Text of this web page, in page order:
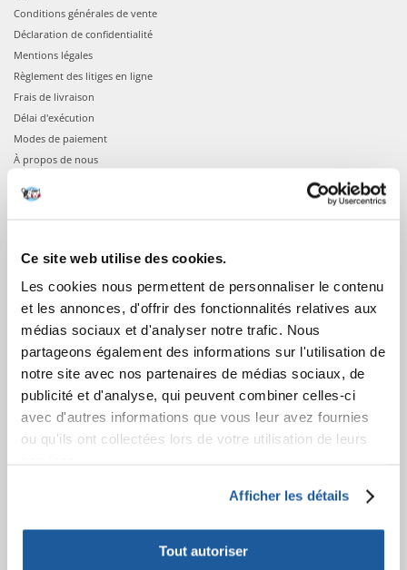
Ce site web utilise des cookies.
Les cookies nous permettent de personnaliser le contenu
et les annonces, d'offrir des fonctionnalités relatives aux
médias sociaux et d'analyser notre trafic. Nous
partageons également des informations sur l'utilisation de
notre site avec nos partenaires de médias sociaux, de
publicité et d'analyse, qui peuvent combiner celles-ci
avec d'autres informations que vous leur avez fournies
ou qu'ils ont collectées lors de votre utilisation de leurs
Afficher les détails
Tout autoriser
Conditions générales de vente
Déclaration de confidentialité
Mentions légales
Règlement des litiges en ligne
Frais de livraison
Délai d'exécution
Modes de paiement
À propos de nous
Informations sur la commande
Votre commande
APRÈS L'ACHAT
Factures
Garantie et service
Information sur le droit de rétractation
A propos de nous